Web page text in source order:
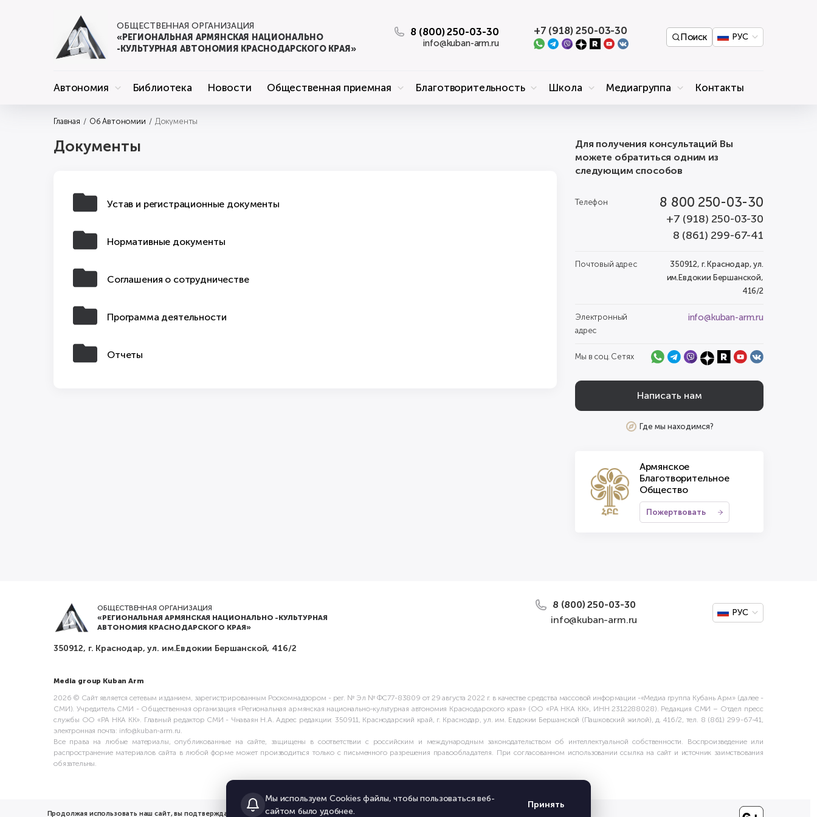
ОБЩЕСТВЕННАЯ ОРГАНИЗАЦИЯ
«РЕГИОНАЛЬНАЯ АРМЯНСКАЯ НАЦИОНАЛЬНО
-КУЛЬТУРНАЯ АВТОНОМИЯ КРАСНОДАРСКОГО КРАЯ»
8 (800) 250-03-30
info@kuban-arm.ru
+7 (918) 250-03-30
Поиск РУС
Автономия Библиотека Новости Общественная приемная Благотворительность Школа Медиагруппа Контакты
Главная Об Автономии Документы
Документы
Устав и регистрационные документы
Нормативные документы
Соглашения о сотрудничестве
Программа деятельности
Отчеты
Для получения консультаций Вы
можете обратиться одним из
следующим способов
Телефон 8 800 250-03-30
+7 (918) 250-03-30
8 (861) 299-67-41
Почтовый адрес
350912, г. Краснодар, ул.
им.Евдокии Бершанской,
416/2
Электронный
адрес
info@kuban-arm.ru
Мы в соц. Сетях
Написать нам
Где мы находимся?
Армянское
Благотворительное
Общество
Пожертвовать
ОБЩЕСТВЕННАЯ ОРГАНИЗАЦИЯ
«РЕГИОНАЛЬНАЯ АРМЯНСКАЯ НАЦИОНАЛЬНО -КУЛЬТУРНАЯ
АВТОНОМИЯ КРАСНОДАРСКОГО КРАЯ»
350912, г. Краснодар, ул. им.Евдокии Бершанской, 416/2
8 (800) 250-03-30
info@kuban-arm.ru
РУС
Media group Kuban Arm
2026 © Сайт является сетевым изданием, зарегистрированным Роскомнадзором - рег. № Эл № ФС77-83809 от 29 августа 2022 г. в качестве средства массовой информации -«Медиа группа Кубань Арм» (далее -
СМИ). Учредитель СМИ - Общественная организация «Региональная армянская национально-культурная автономия Краснодарского края» (ОО «РА НКА КК», ИНН 2312288028). Редакция СМИ – Отдел пресс
службы ОО «РА НКА КК». Главный редактор СМИ - Чнаваян Н.А. Адрес редакции: 350911, Краснодарский край, г. Краснодар, ул. им. Евдокии Бершанской (Пашковский жилой), д. 416/2, тел. 8 (861) 299-67-41,
электронная почта: info@kuban-arm.ru.
Все права на любые материалы, опубликованные на сайте, защищены в соответствии с российским и международным законодательством об интеллектуальной собственности. Воспроизведение или
распространение материалов сайта в любой форме может производиться только с письменного разрешения правообладателя. При согласованном использовании ссылка на сайт и источник заимствования
обязательны.
Продолжая использовать наш сайт, вы подтверждаете ознакомление спользовательским соглашением
Мы используем Cookies файлы, чтобы пользоваться веб-
сайтом было удобнее.
Принять